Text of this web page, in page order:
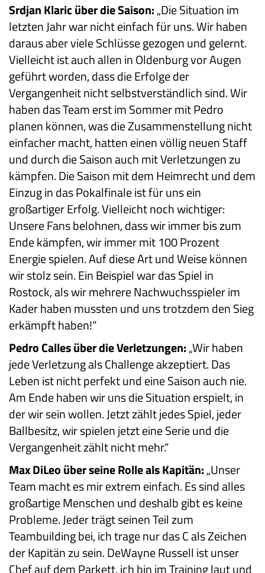
Srdjan Klaric über die Saison:„Die Situation im
letzten Jahr war nicht einfach für uns. Wir haben
daraus aber viele Schlüsse gezogen und gelernt.
Vielleicht ist auch allen in Oldenburg vor Augen
geführt worden, dass die Erfolge der
Vergangenheit nicht selbstverständlich sind. Wir
haben das Team erst im Sommer mit Pedro
planen können, was die Zusammenstellung nicht
einfacher macht, hatten einen völlig neuen Staff
und durch die Saison auch mit Verletzungen zu
kämpfen. Die Saison mit dem Heimrecht und dem
Einzug in das Pokalfinale ist für uns ein
großartiger Erfolg. Vielleicht noch wichtiger:
Unsere Fans belohnen, dass wir immer bis zum
Ende kämpfen, wir immer mit 100 Prozent
Energie spielen. Auf diese Art und Weise können
wir stolz sein. Ein Beispiel war das Spiel in
Rostock, als wir mehrere Nachwuchsspieler im
Kader haben mussten und uns trotzdem den Sieg
erkämpft haben!“
Pedro Calles über die Verletzungen:„Wir haben
jede Verletzung als Challenge akzeptiert. Das
Leben ist nicht perfekt und eine Saison auch nie.
Am Ende haben wir uns die Situation erspielt, in
der wir sein wollen. Jetzt zählt jedes Spiel, jeder
Ballbesitz, wir spielen jetzt eine Serie und die
Vergangenheit zählt nicht mehr.“
Max DiLeo über seine Rolle als Kapitän:„Unser
Team macht es mir extrem einfach. Es sind alles
großartige Menschen und deshalb gibt es keine
Probleme. Jeder trägt seinen Teil zum
Teambuilding bei, ich trage nur das C als Zeichen
der Kapitän zu sein. DeWayne Russell ist unser
Chef auf dem Parkett, ich bin im Training laut und